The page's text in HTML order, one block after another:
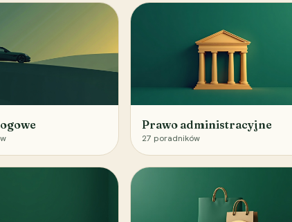
Prawo administracyjne
27 poradników